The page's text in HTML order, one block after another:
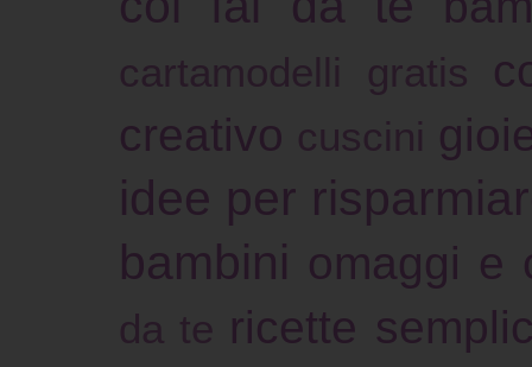
cartamodelli gratis
creativo cuscini
idee per
bambini omaggi e
da te ricette